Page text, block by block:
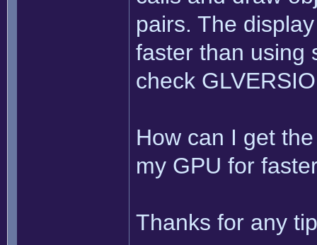
pairs. The
faster than using
check
How can I get
my GPU for
Thanks for any